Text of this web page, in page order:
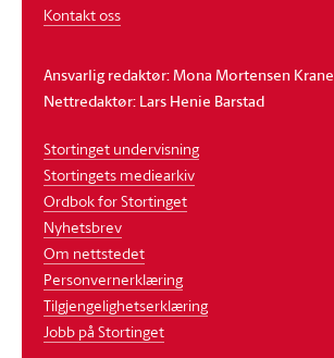
Kontakt oss
Ansvarlig redaktør: Mona Mortensen Krane
Nettredaktør: Lars Henie Barstad
Stortinget undervisning
Stortingets mediearkiv
Ordbok for Stortinget
Nyhetsbrev
Om nettstedet
Personvernerklæring
Tilgjengelighetserklæring
Jobb på Stortinget